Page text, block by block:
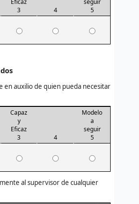
3
4
5
en auxilio de quien pueda necesitar
Capaz
y
Eficaz
3
4
Modelo
a
seguir
5
al supervisor de cualquier